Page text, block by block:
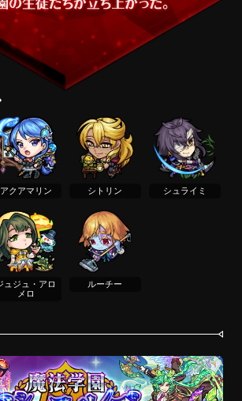
、ジュエルズ帝国。 帝国が有する魔法学園には、才気あふれる
アクアマリン シトリン シュライミ
ュジュ・アロ
メロ
ルーチー